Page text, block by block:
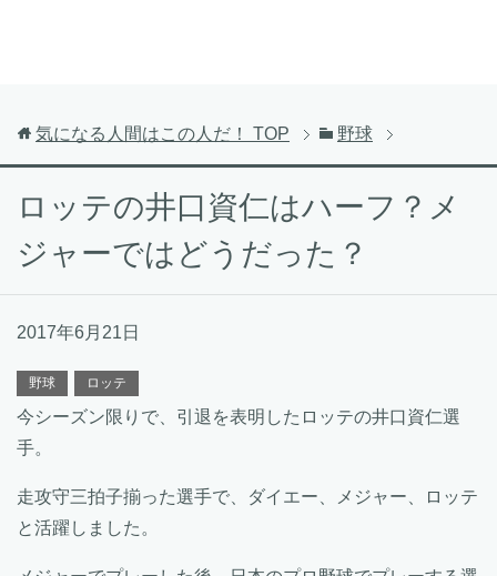
気になる人間はこの人だ！ TOP 野球
ロッテの井口資仁はハーフ？メ
ジャーではどうだった？
2017年6月21日
野球 ロッテ
今シーズン限りで、引退を表明したロッテの井口資仁選
手。
走攻守三拍子揃った選手で、ダイエー、メジャー、ロッテ
と活躍しました。